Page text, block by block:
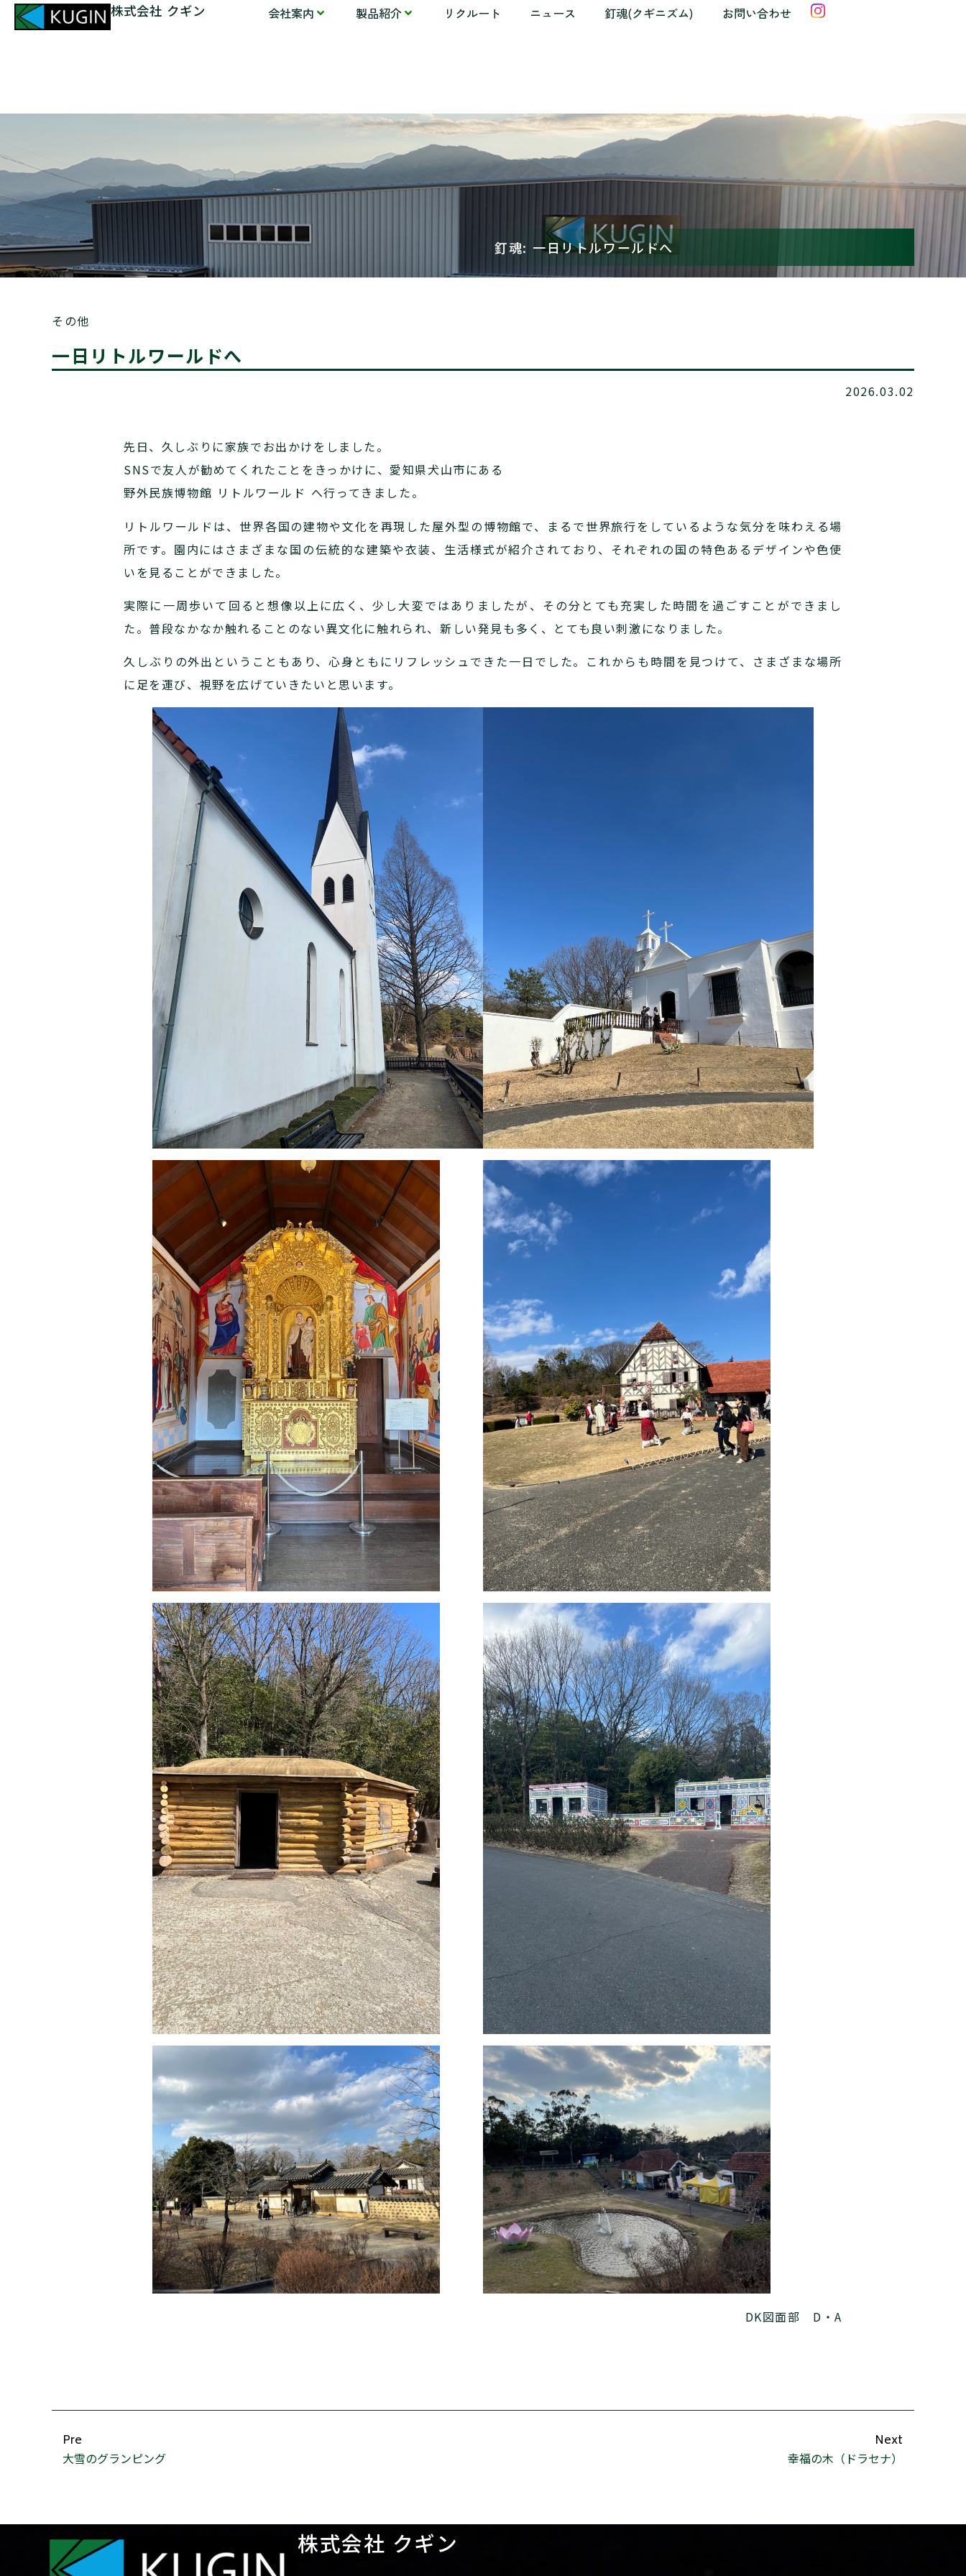
株式会社 クギン 会社案内 製品紹介 リクルート ニュース 釘魂(クギニズム) お問い合わせ
釘魂: 一日リトルワールドへ
その他
一日リトルワールドへ
2026.03.02
先日、久しぶりに家族でお出かけをしました。
SNSで友人が勧めてくれたことをきっかけに、愛知県犬山市にある
野外民族博物館 リトルワールド へ行ってきました。
リトルワールドは、世界各国の建物や文化を再現した屋外型の博物館で、まるで世界旅行をしているような気分を味わえる場
所です。園内にはさまざまな国の伝統的な建築や衣装、生活様式が紹介されており、それぞれの国の特色あるデザインや色使
いを見ることができました。
実際に一周歩いて回ると想像以上に広く、少し大変ではありましたが、その分とても充実した時間を過ごすことができまし
た。普段なかなか触れることのない異文化に触れられ、新しい発見も多く、とても良い刺激になりました。
久しぶりの外出ということもあり、心身ともにリフレッシュできた一日でした。これからも時間を見つけて、さまざまな場所
に足を運び、視野を広げていきたいと思います。
DK図面部 D・A
Pre
大雪のグランピング
Next
幸福の木（ドラセナ）
株式会社 クギン